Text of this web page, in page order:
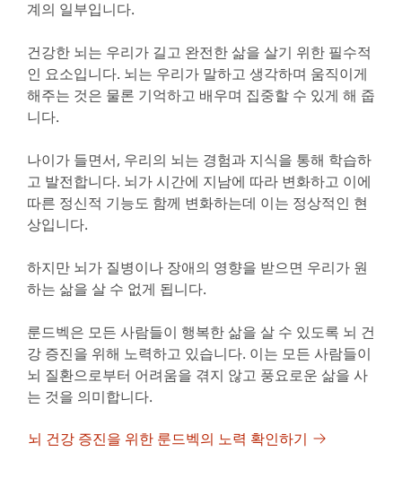
계의 일부입니다.
건강한 뇌는 우리가 길고 완전한 삶을 살기 위한 필수적
인 요소입니다. 뇌는 우리가 말하고 생각하며 움직이게
해주는 것은 물론 기억하고 배우며 집중할 수 있게 해 줍
니다.
나이가 들면서, 우리의 뇌는 경험과 지식을 통해 학습하
고 발전합니다. 뇌가 시간에 지남에 따라 변화하고 이에
따른 정신적 기능도 함께 변화하는데 이는 정상적인 현
상입니다.
하지만 뇌가 질병이나 장애의 영향을 받으면 우리가 원
하는 삶을 살 수 없게 됩니다.
룬드벡은 모든 사람들이 행복한 삶을 살 수 있도록 뇌 건
강 증진을 위해 노력하고 있습니다. 이는 모든 사람들이
뇌 질환으로부터 어려움을 겪지 않고 풍요로운 삶을 사
는 것을 의미합니다.
뇌 건강 증진을 위한 룬드벡의 노력 확인하기